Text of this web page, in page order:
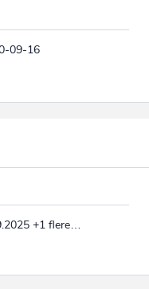
09-16
+1 flere…